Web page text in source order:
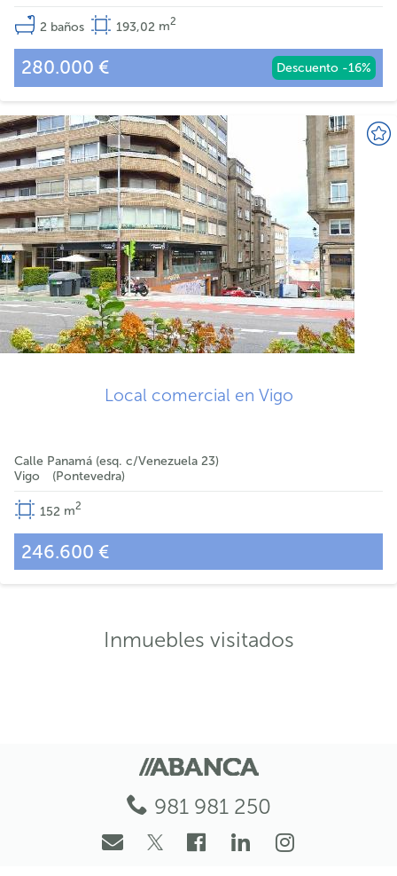
2 baños 193,02 m2
280.000 € Descuento -16%
Local comercial en Vigo
Calle Panamá (esq. c/Venezuela 23)
Vigo
Pontevedra
152 m2
246.600 €
Inmuebles visitados
981 981 250